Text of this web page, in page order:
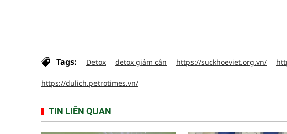
Tags: Detox detox giảm cân https://suckhoeviet.org.vn/
https://dulich.petrotimes.vn/
TIN LIÊN QUAN